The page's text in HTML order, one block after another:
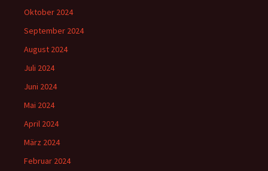
Oktober 2024
September 2024
August 2024
Juli 2024
Juni 2024
Mai 2024
April 2024
März 2024
Februar 2024